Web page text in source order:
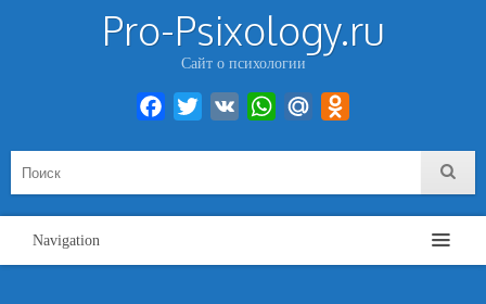
Pro-Psixology.ru
Сайт о психологии
Facebook
Twitter VK WhatsAppMail.Ru
Navigation